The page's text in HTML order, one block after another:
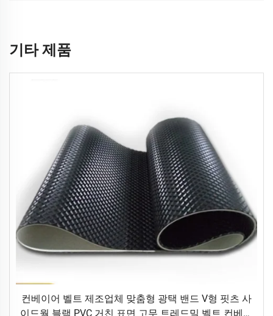
기타 제품
컨베이어 벨트 제조업체 맞춤형 광택 밴드 V형 핏츠 사
이드월 블랙 PVC 거친 표면 고무 트레드밀 벨트 컨베이